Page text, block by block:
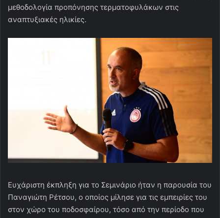
μεθοδολογία προπόνησης τερματοφυλάκων στις
αναπτυξιακές ηλικίες.
Ευχάριστη έκπληξη για το Σεμινάριο ήταν η παρουσία του
Παναγιώτη Ρέτσου, ο οποίος μίλησε για τις εμπειρίες του
στον χώρο του ποδοσφαίρου, τόσο από την περίοδο που